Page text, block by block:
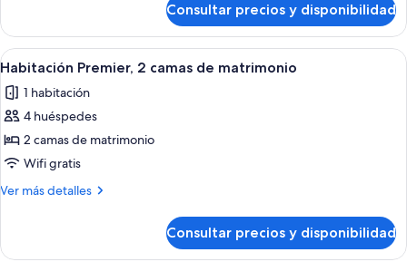
de
matrimonio
superior,
camas
matrimonio
Consultar precios y disponibilidad
Abrir
todas
las
fotos
de
Habitación
Premier,
de
Habitación de hotel con dos camas,
3
Habitación Premier, 2 camas de matrimonio
1 habitación
4 huéspedes
2 camas de matrimonio
Wifi gratis
Ver más detalles
Más
Premier,
Consultar precios y disponibilidad